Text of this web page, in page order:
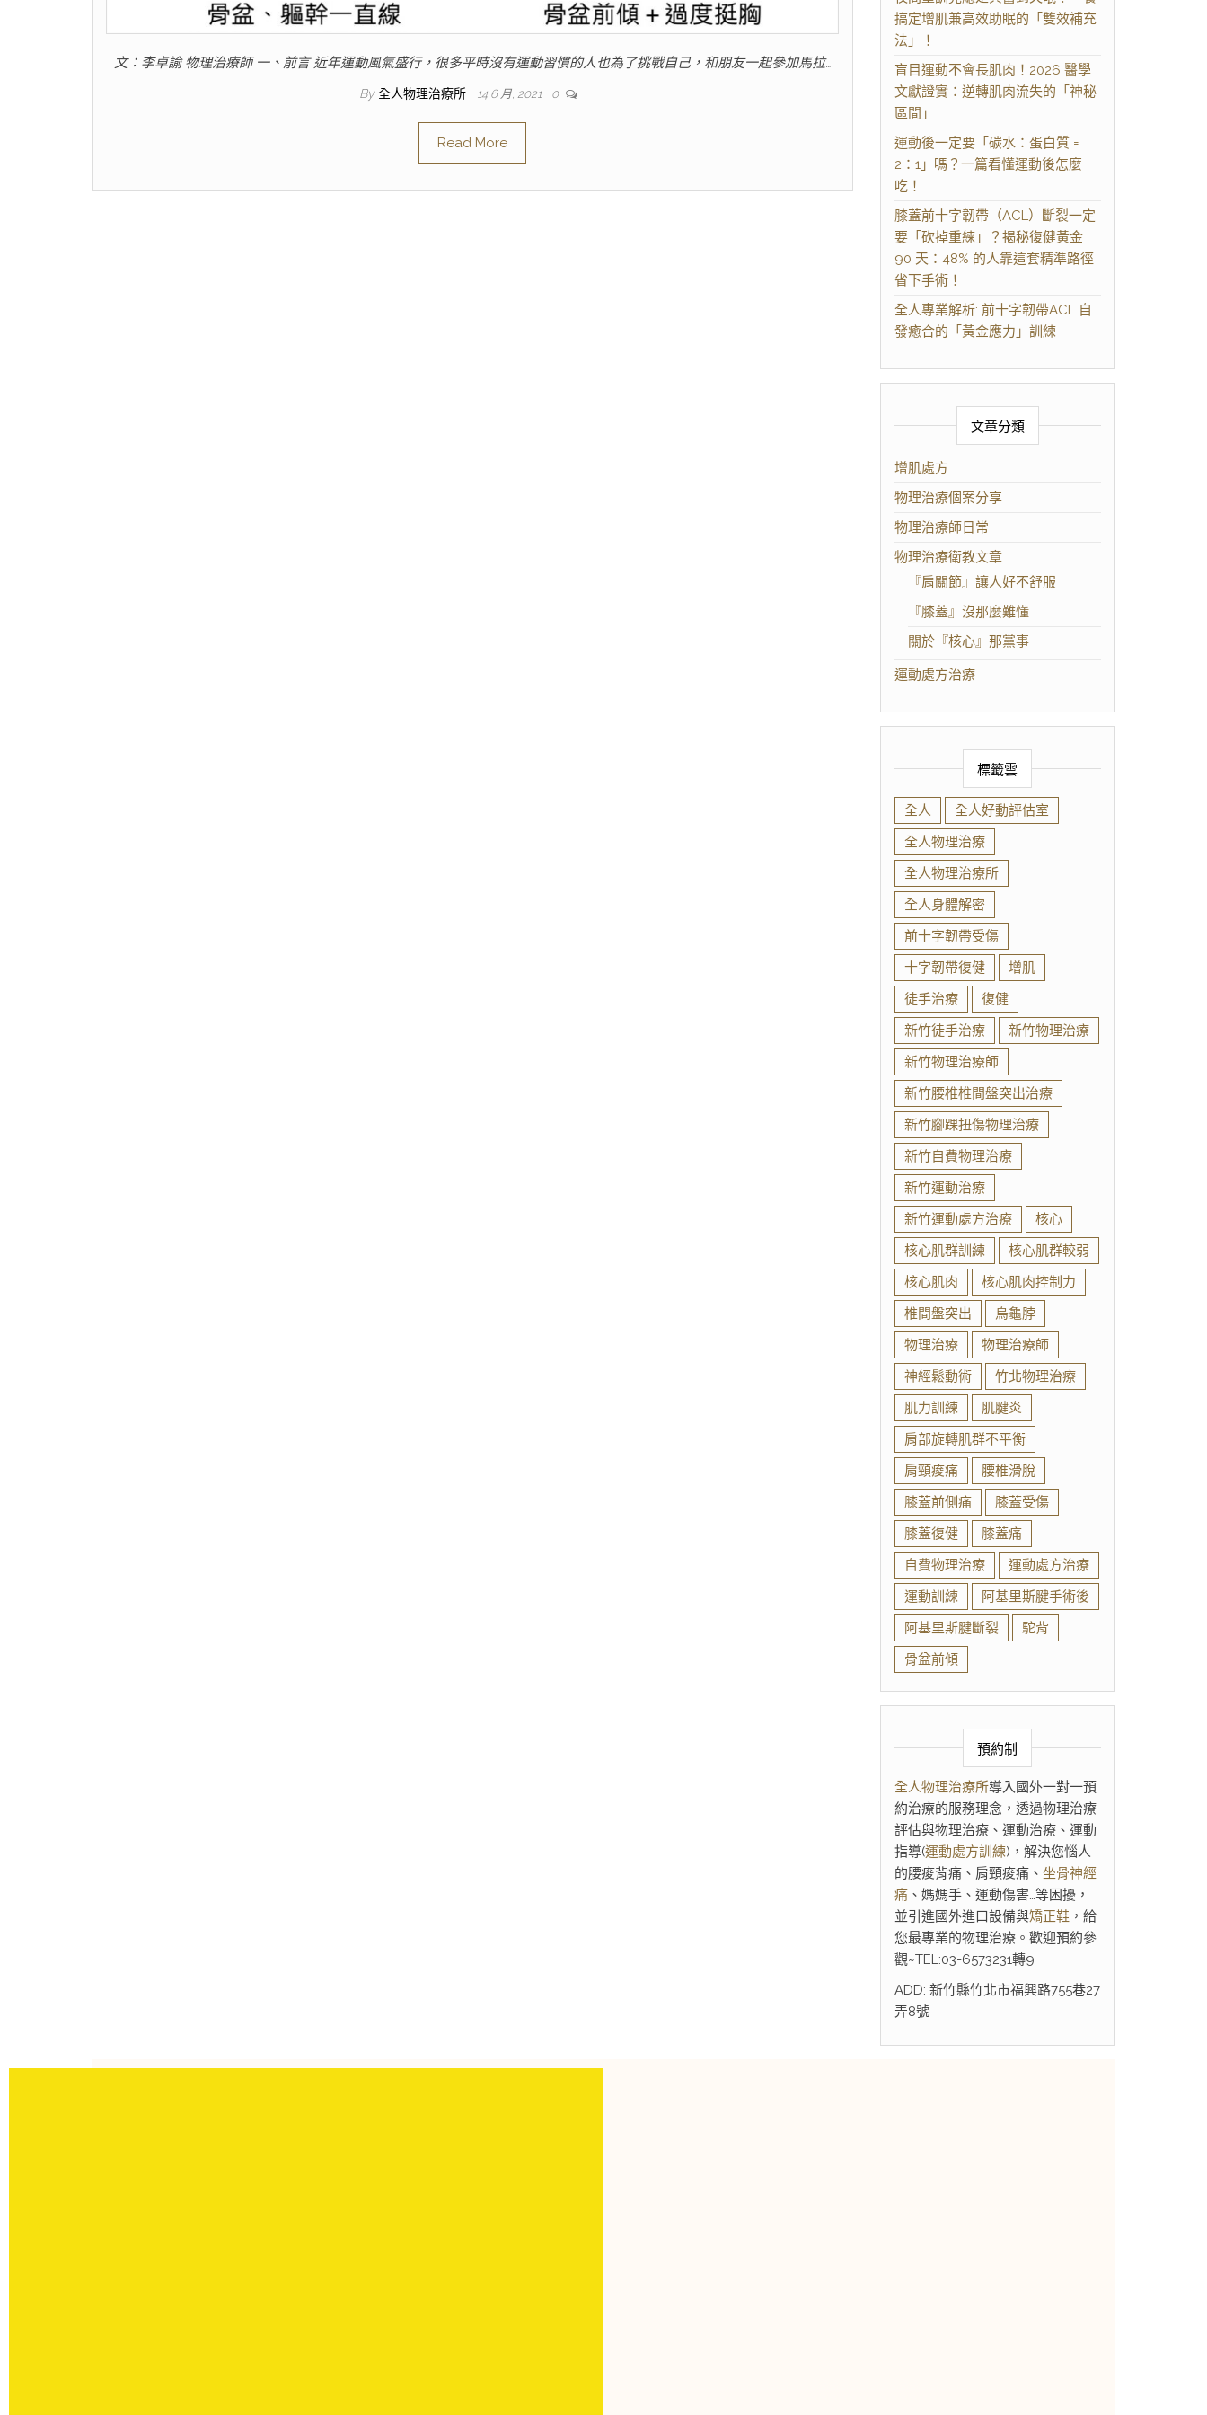
文：李卓諭 物理治療師 一、前言 近年運動風氣盛行，很多平時沒有運動習慣的人也為了挑戰自己，和朋友一起參加馬拉…
By 全人物理治療所 14 6 月, 2021 0
Read More
搞定增肌兼高效助眠的「雙效補充
法」！
盲目運動不會長肌肉！2026 醫學
文獻證實：逆轉肌肉流失的「神秘
區間」
運動後一定要「碳水：蛋白質 =
2：1」嗎？一篇看懂運動後怎麼
吃！
膝蓋前十字韌帶（ACL）斷裂一定
要「砍掉重練」？揭秘復健黃金
90 天：48% 的人靠這套精準路徑
省下手術！
全人專業解析: 前十字韌帶ACL 自
發癒合的「黃金應力」訓練
文章分類
增肌處方
物理治療個案分享
物理治療師日常
物理治療衛教文章
『肩關節』讓人好不舒服
『膝蓋』沒那麼難懂
關於『核心』那黨事
運動處方治療
標籤雲
全人
全人好動評估室
全人物理治療
全人物理治療所
全人身體解密
前十字韌帶受傷
十字韌帶復健
增肌
徒手治療
復健
新竹徒手治療
新竹物理治療
新竹物理治療師
新竹腰椎椎間盤突出治療
新竹腳踝扭傷物理治療
新竹自費物理治療
新竹運動治療
新竹運動處方治療
核心
核心肌群訓練
核心肌群較弱
核心肌肉
核心肌肉控制力
椎間盤突出
烏龜脖
物理治療
物理治療師
神經鬆動術
竹北物理治療
肌力訓練
肌腱炎
肩部旋轉肌群不平衡
肩頸痠痛
腰椎滑脫
膝蓋前側痛
膝蓋受傷
膝蓋復健
膝蓋痛
自費物理治療
運動處方治療
運動訓練
阿基里斯腱手術後
阿基里斯腱斷裂
駝背
骨盆前傾
預約制
全人物理治療所導入國外一對一預
約治療的服務理念，透過物理治療
評估與物理治療、運動治療、運動
指導(運動處方訓練)，解決您惱人
的腰痠背痛、肩頸痠痛、 坐骨神經
痛、媽媽手、運動傷害…等困擾，
並引進國外進口設備與矯正鞋，給
您最專業的物理治療。歡迎預約參
觀~TEL:03-6573231轉9
ADD: 新竹縣竹北市福興路755巷27
弄8號